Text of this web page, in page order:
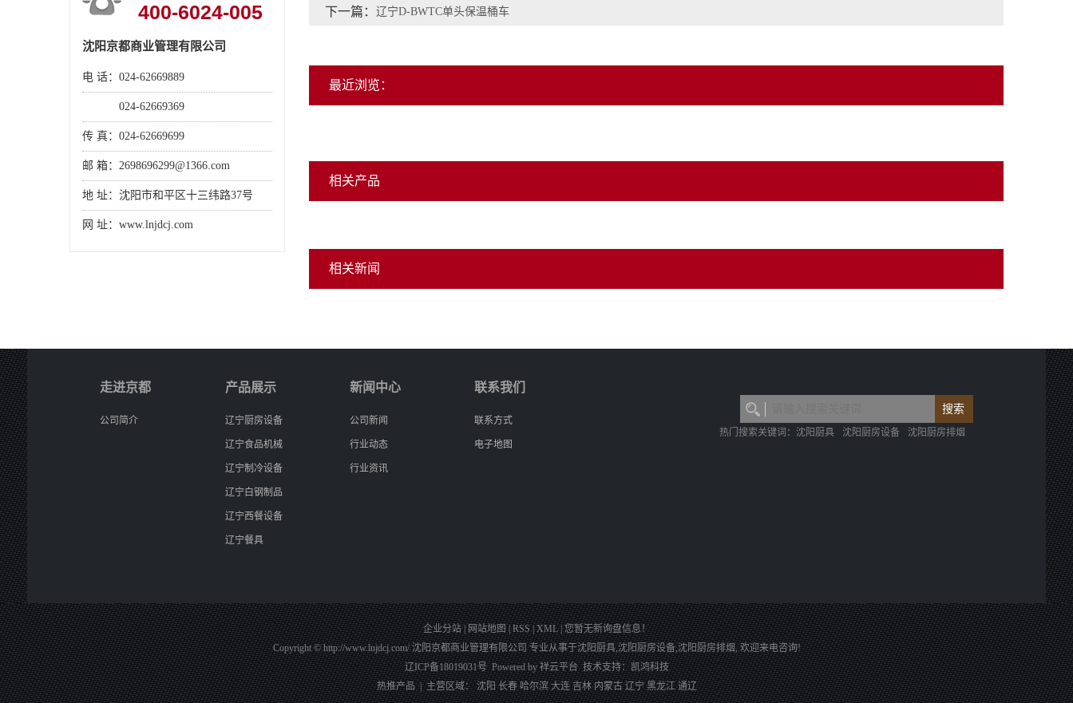
400-6024-005
沈阳京都商业管理有限公司
电 话：024-62669889
024-62669369
传 真：024-62669699
邮 箱：2698696299@1366.com
地 址：沈阳市和平区十三纬路37号
网 址：www.lnjdcj.com
下一篇： 辽宁D-BWTC单头保温桶车
最近浏览：
相关产品
相关新闻
走进京都
公司简介
产品展示
辽宁厨房设备
辽宁食品机械
辽宁制冷设备
辽宁白钢制品
辽宁西餐设备
辽宁餐具
新闻中心
公司新闻
行业动态
行业资讯
联系我们
联系方式
电子地图
热门搜索关键词： 沈阳厨具 沈阳厨房设备 沈阳厨房排烟
企业分站|网站地图|RSS|XML|您暂无新询盘信息！
Copyright © http://www.lnjdcj.com/ 沈阳京都商业管理有限公司 专业从事于沈阳厨具,沈阳厨房设备,沈阳厨房排烟, 欢迎来电咨询!
辽ICP备18019031号Powered by祥云平台技术支持：凯鸿科技
热推产品| 主营区域：沈阳 长春 哈尔滨 大连 吉林 内蒙古 辽宁 黑龙江 通辽